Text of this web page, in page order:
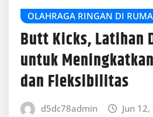
OLAHRAGA RINGAN DI
Butt Kicks, Latihan
untuk
dan Fleksibilitas
d5dc78admin Jun